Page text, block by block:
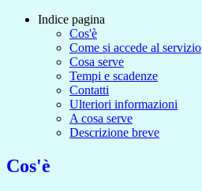
Indice pagina
Cos'è
Come si accede al servizio
Cosa serve
Tempi e scadenze
Contatti
Ulteriori informazioni
A cosa serve
Descrizione breve
Cos'è